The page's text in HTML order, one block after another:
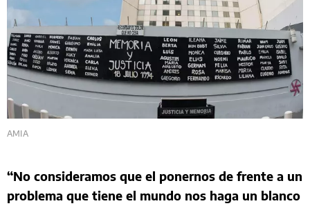
AMIA
“No consideramos que el ponernos de frente a un
problema que tiene el mundo nos haga un blanco